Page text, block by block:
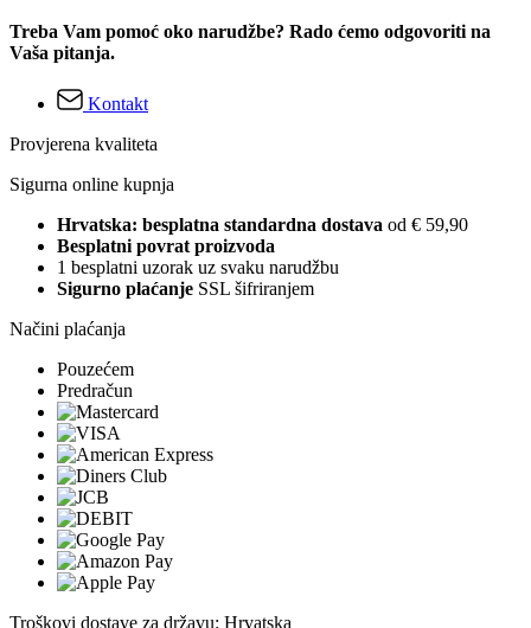
Treba Vam pomoć oko narudžbe? Rado ćemo odgovoriti na
Vaša pitanja.
Kontakt
Provjerena kvaliteta
Sigurna online kupnja
Hrvatska: besplatna standardna dostava od € 59,90
Besplatni povrat proizvoda
1 besplatni uzorak uz svaku narudžbu
Sigurno plaćanje SSL šifriranjem
Načini plaćanja
Pouzećem
Predračun
Troškovi dostave za državu: Hrvatska